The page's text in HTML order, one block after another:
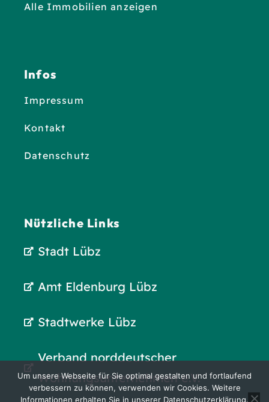
Alle Immobilien anzeigen
Infos
Impressum
Kontakt
Datenschutz
Nützliche Links
Stadt Lübz
Amt Eldenburg Lübz
Stadtwerke Lübz
Verband norddeutscher
Wohnungsunternehmen e.V.
Um unsere Webseite für Sie optimal gestalten und fortlaufend
verbessern zu können, verwenden wir Cookies. Weitere
Informationen erhalten Sie in unserer Datenschutzerklärung.